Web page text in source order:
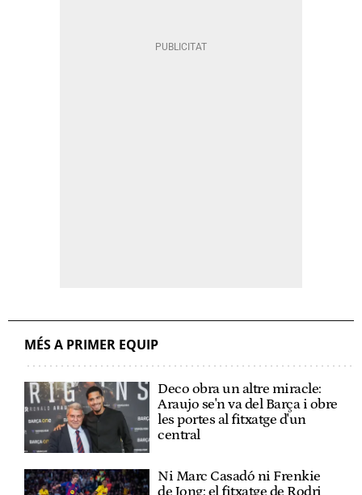
MÉS A PRIMER EQUIP
Deco obra un altre miracle:
Araujo se'n va del Barça i obre
les portes al fitxatge d'un
central
Ni Marc Casadó ni Frenkie
de Jong: el fitxatge de Rodri